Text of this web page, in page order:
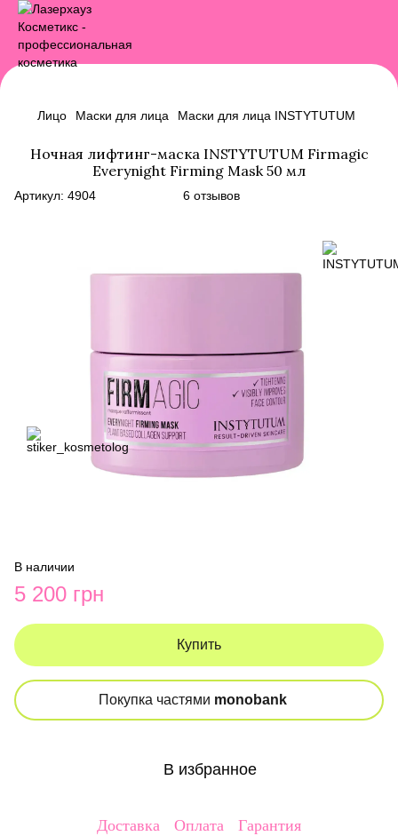
Лицо Маски для лица Маски для лица INSTYTUTUM
Ночная лифтинг-маска INSTYTUTUM Firmagic
Everynight Firming Mask 50 мл
Артикул: 4904 6 отзывов
В наличии
5 200 грн
Купить
Покупка частями monobank
В избранное
Доставка Оплата Гарантия